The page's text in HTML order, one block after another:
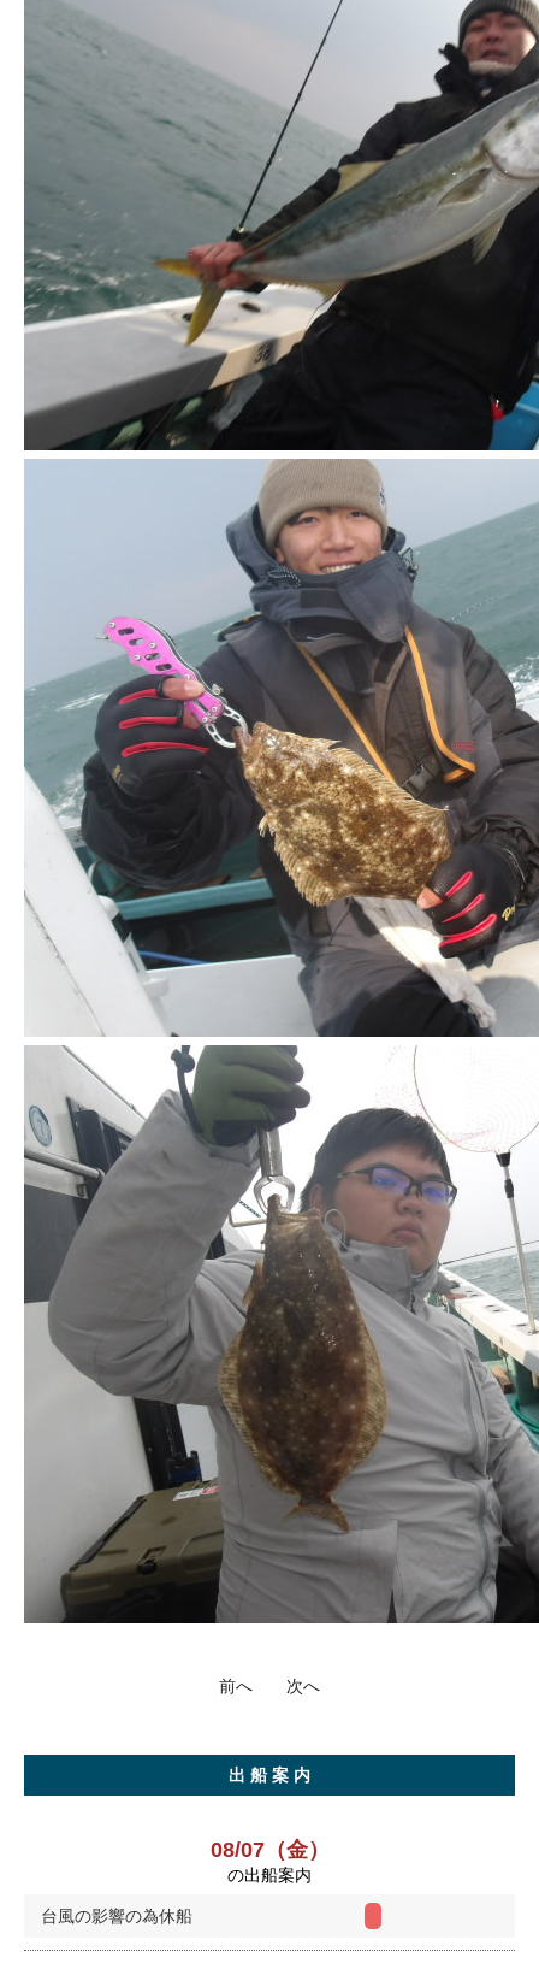
前へ 次へ
出 船 案 内
08/07（金）
の出船案内
台風の影響の為休船